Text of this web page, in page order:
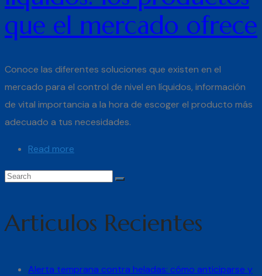
que el mercado ofrece
Conoce las diferentes soluciones que existen en el
mercado para el control de nivel en líquidos, información
de vital importancia a la hora de escoger el producto más
adecuado a tus necesidades.
Read more
Articulos Recientes
Alerta temprana contra heladas: cómo anticiparse y